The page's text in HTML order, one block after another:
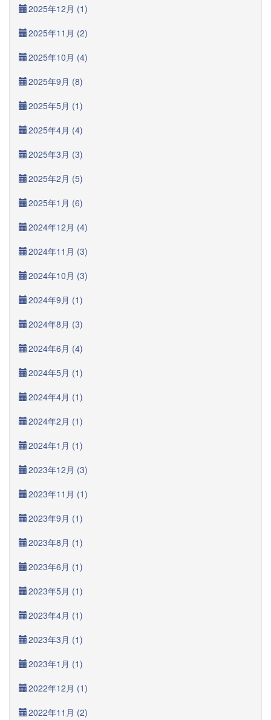
2025年12月 (1)
2025年11月 (2)
2025年10月 (4)
2025年9月 (8)
2025年5月 (1)
2025年4月 (4)
2025年3月 (3)
2025年2月 (5)
2025年1月 (6)
2024年12月 (4)
2024年11月 (3)
2024年10月 (3)
2024年9月 (1)
2024年8月 (3)
2024年6月 (4)
2024年5月 (1)
2024年4月 (1)
2024年2月 (1)
2024年1月 (1)
2023年12月 (3)
2023年11月 (1)
2023年9月 (1)
2023年8月 (1)
2023年6月 (1)
2023年5月 (1)
2023年4月 (1)
2023年3月 (1)
2023年1月 (1)
2022年12月 (1)
2022年11月 (2)